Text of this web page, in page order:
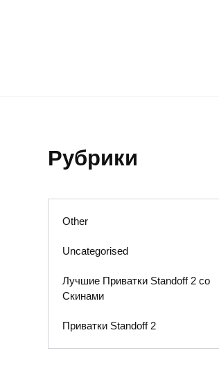
Рубрики
Other
Uncategorised
Лучшие Приватки Standoff 2 со
Скинами
Приватки Standoff 2